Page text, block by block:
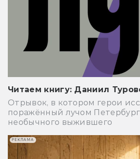
Читаем книгу: Даниил
Отрывок, в котором герои
поражённый лучом
необычного выжившего
РЕКЛАМА